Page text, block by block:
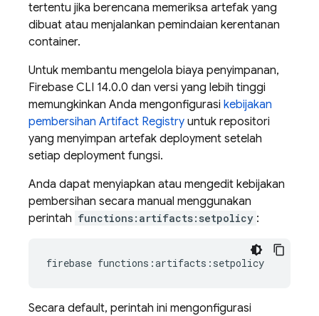
tertentu jika berencana memeriksa artefak yang
dibuat atau menjalankan pemindaian kerentanan
container.
Untuk membantu mengelola biaya penyimpanan,
Firebase CLI 14.0.0 dan versi yang lebih tinggi
memungkinkan Anda mengonfigurasi kebijakan
pembersihan Artifact Registry untuk repositori
yang menyimpan artefak deployment setelah
setiap deployment fungsi.
Anda dapat menyiapkan atau mengedit kebijakan
pembersihan secara manual menggunakan
perintah functions:artifacts:setpolicy :
firebase
Secara default, perintah ini mengonfigurasi